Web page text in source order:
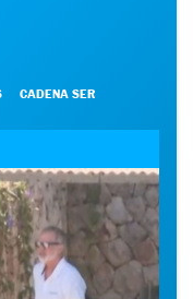
CADENA SER